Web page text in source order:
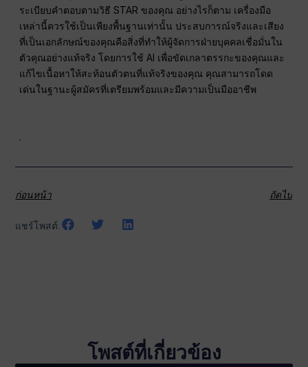
ระเบียบคำตอบตามวิธี STAR ของคุณ อย่างไรก็ตาม เครื่องมือ
เหล่านี้ควรใช้เป็นเพียงพื้นฐานเท่านั้น ประสบการณ์จริงและเสียง
ที่เป็นเอกลักษณ์ของคุณคือสิ่งที่ทำให้ผู้จัดการฝ่ายบุคคลเชื่อมั่นใน
ตัวคุณอย่างแท้จริง โดยการใช้ AI เพื่อขัดเกลาตรรกะของคุณและ
แก้ไขเนื้อหาให้สะท้อนตัวตนที่แท้จริงของคุณ คุณสามารถโดด
เด่นในฐานะผู้สมัครที่เตรียมพร้อมและมีความเป็นมืออาชีพ
.
ก่อนหน้า ถัดไป
แชร์โพสต์:
โพสต์ที่เกี่ยวข้อง